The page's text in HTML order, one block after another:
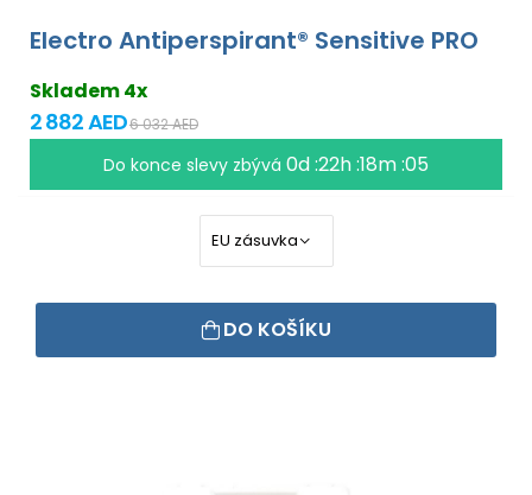
Electro Antiperspirant® Sensitive PRO
Skladem 4x
2 882 AED6 032 AED
Do konce slevy zbývá 0d :22h :18m :04
DO KOŠÍKU